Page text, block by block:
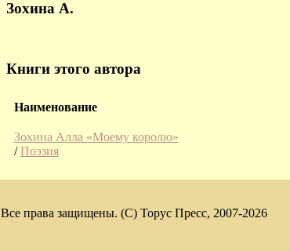
Зохина А.
Книги этого автора
Наименование
Зохина Алла «Моему королю»
/Поэзия
Все права защищены. (C) Торус Пресс, 2007-2026